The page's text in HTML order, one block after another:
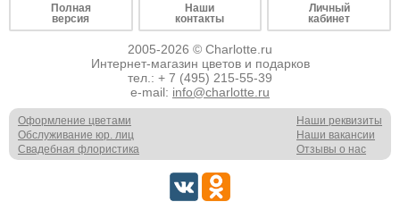
Полная
версия
Наши
контакты
Личный
кабинет
2005-2026 © Charlotte.ru
Интернет-магазин цветов и подарков
тел.: + 7 (495) 215-55-39
e-mail: info@charlotte.ru
Оформление цветами
Обслуживание юр. лиц
Свадебная флористика
Наши реквизиты
Наши вакансии
Отзывы о нас